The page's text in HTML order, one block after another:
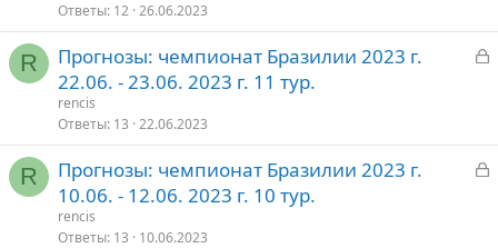
т
Ответы 12 26.06.2023
R
З
т
Прогнозы: чемпионат Бразилии 2023 г.
22.06. - 23.06. 2023 г. 11 тур.
rencis
Ответы 13 22.06.2023
R
З
Прогнозы: чемпионат Бразилии 2023 г.
10.06. - 12.06. 2023 г. 10 тур.
rencis
Ответы 13 10.06.2023